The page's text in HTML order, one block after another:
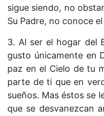
sigue siendo, no
Su Padre, no conoce
3. Al ser el hogar del
gusto únicamente en
paz en el Cielo de tu
parte de ti que en
sueños. Mas éstos se
que se desvanezcan